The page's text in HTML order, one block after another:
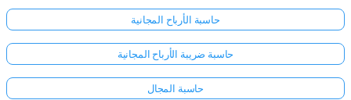
حاسبة الأرباح المجانية
حاسبة ضريبة الأرباح المجانية
حاسبة المجال